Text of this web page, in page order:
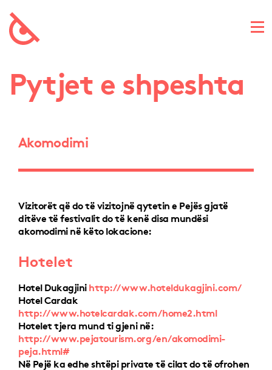
Pytjet e shpeshta
Akomodimi
Vizitorët që do të vizitojnë qytetin e Pejës gjatë
ditëve të festivalit do të kenë disa mundësi
akomodimi në këto lokacione:
Hotelet
Hotel Dukagjinihttp://www.hoteldukagjini.com/
Hotel Cardak
http://www.hotelcardak.com/home2.html
Hotelet tjera mund ti gjeni në:
http://www.pejatourism.org/en/akomodimi-
peja.html#
Në Pejë ka edhe shtëpi private të cilat do të ofrohen